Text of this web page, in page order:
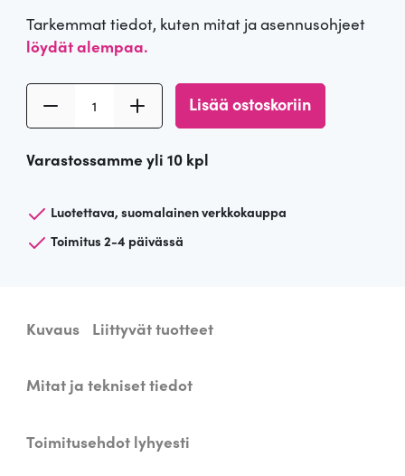
a
i
3
,
5
1
.
Tarkemmat tiedot, kuten mitat ja asennusohjeet
löydät alempaa.
a
n
n
p
u
l
Lisää ostoskoriin
Varastossamme yli 10 kpl
Luotettava, suomalainen verkkokauppa
Toimitus 2-4 päivässä
Kuvaus Liittyvät tuotteet
Mitat ja tekniset tiedot
Toimitusehdot lyhyesti